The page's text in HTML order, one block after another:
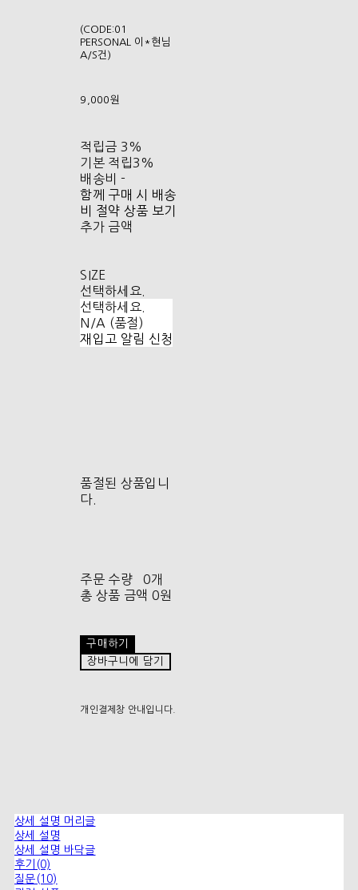
(CODE:01
PERSONAL 이*현님
A/S건)
9,000원
적립금 3%
기본 적립3%
배송비 -
함께 구매 시 배송
비 절약 상품 보기
추가 금액
SIZE
선택하세요.
선택하세요.
N/A (품절)
재입고 알림 신청
품절된 상품입니
다.
주문 수량
0개
총 상품 금액 0원
구매하기
장바구니에 담기
개인결제창 안내입니다.
상세 설명 머리글
상세 설명
상세 설명 바닥글
후기(0)
질문(10)